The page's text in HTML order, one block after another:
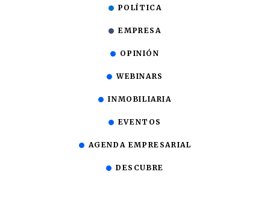
POLÍTICA
EMPRESA
OPINIÓN
WEBINARS
INMOBILIARIA
EVENTOS
AGENDA EMPRESARIAL
DESCUBRE